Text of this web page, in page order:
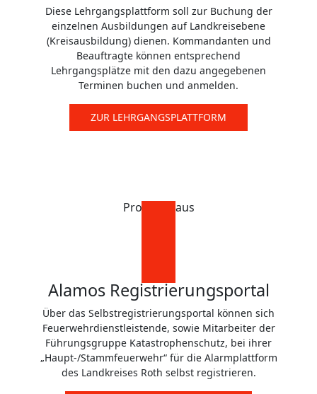
Diese Lehrgangsplattform soll zur Buchung der
einzelnen Ausbildungen auf Landkreisebene
(Kreisausbildung) dienen. Kommandanten und
Beauftragte können entsprechend
Lehrgangsplätze mit den dazu angegebenen
Terminen buchen und anmelden.
ZUR LEHRGANGSPLATTFORM
Probier's aus
Alamos Registrierungsportal
Über das Selbstregistrierungsportal können sich
Feuerwehrdienstleistende, sowie Mitarbeiter der
Führungsgruppe Katastrophenschutz, bei ihrer
„Haupt-/Stammfeuerwehr“ für die Alarmplattform
des Landkreises Roth selbst registrieren.